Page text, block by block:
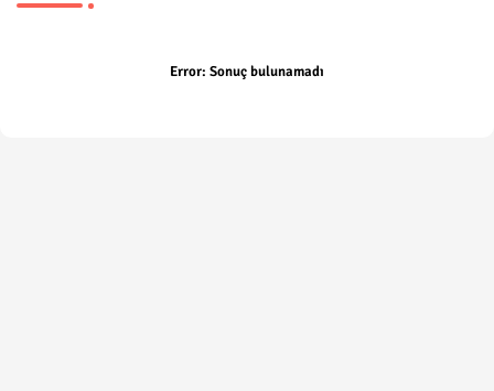
Error: Sonuç bulunamadı